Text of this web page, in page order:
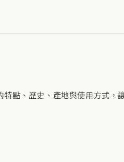
點、歷史、產地與使用方式，